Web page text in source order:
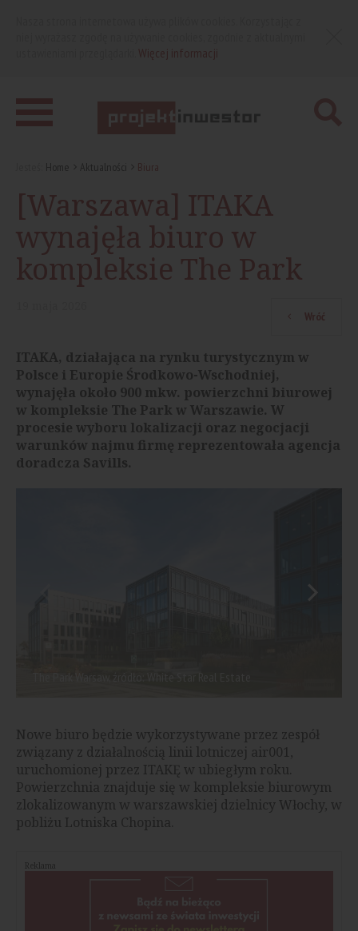
Home Aktualności Biura
[Warszawa] ITAKA
wynajęła biuro w
kompleksie The Park
Wróć
ITAKA, działająca na rynku turystycznym w
Polsce i Europie Środkowo-Wschodniej,
wynajęła około 900 mkw. powierzchni biurowej
w kompleksie The Park w Warszawie. W
procesie wyboru lokalizacji oraz negocjacji
warunków najmu firmę reprezentowała agencja
doradcza Savills.
Nowe biuro będzie wykorzystywane przez zespół
związany z działalnością linii lotniczej air001,
uruchomionej przez ITAKĘ w ubiegłym roku.
Powierzchnia znajduje się w kompleksie biurowym
zlokalizowanym w warszawskiej dzielnicy Włochy, w
pobliżu Lotniska Chopina.
Reklama